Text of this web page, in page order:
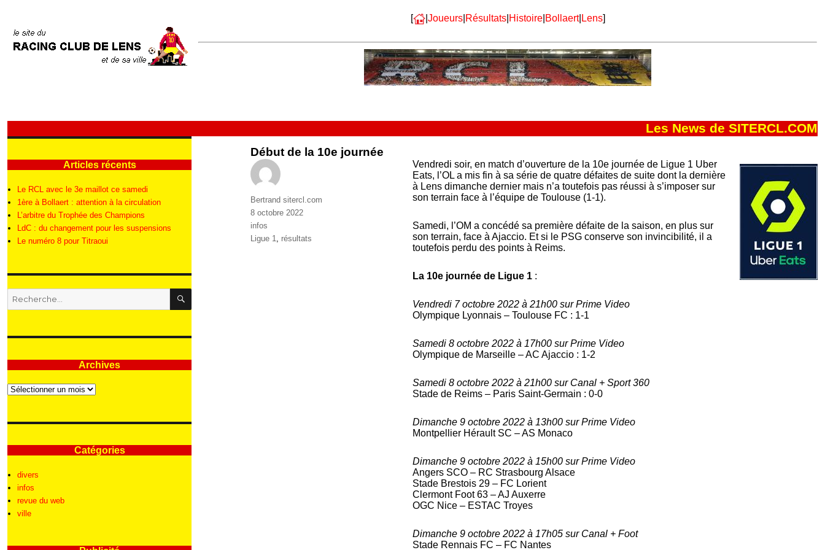
[ | Joueurs| Résultats| Histoire| Bollaert| Lens]
Les News de SITERCL.COM
Début de la 10e journée
Vendredi soir, en match d’ouverture de la 10e journée de Ligue 1 Uber
Eats, l’OL a mis fin à sa série de quatre défaites de suite dont la dernière
à Lens dimanche dernier mais n’a toutefois pas réussi à s’imposer sur
son terrain face à l’équipe de Toulouse (1-1).
Samedi, l’OM a concédé sa première défaite de la saison, en plus sur
son terrain, face à Ajaccio. Et si le PSG conserve son invincibilité, il a
toutefois perdu des points à Reims.
La 10e journée de Ligue 1 :
Vendredi 7 octobre 2022 à 21h00 sur Prime Video
Olympique Lyonnais – Toulouse FC : 1-1
Samedi 8 octobre 2022 à 17h00 sur Prime Video
Olympique de Marseille – AC Ajaccio : 1-2
Samedi 8 octobre 2022 à 21h00 sur Canal + Sport 360
Stade de Reims – Paris Saint-Germain : 0-0
Dimanche 9 octobre 2022 à 13h00 sur Prime Video
Montpellier Hérault SC – AS Monaco
Dimanche 9 octobre 2022 à 15h00 sur Prime Video
Angers SCO – RC Strasbourg Alsace
Stade Brestois 29 – FC Lorient
Clermont Foot 63 – AJ Auxerre
OGC Nice – ESTAC Troyes
Dimanche 9 octobre 2022 à 17h05 sur Canal + Foot
Stade Rennais FC – FC Nantes
Auteur
Bertrand sitercl.com
Publié
le
8 octobre 2022
Catégories
infos
Étiquettes
Ligue 1, résultats
Articles récents
Le RCL avec le 3e maillot ce samedi
1ère à Bollaert : attention à la circulation
L’arbitre du Trophée des Champions
LdC : du changement pour les suspensions
Le numéro 8 pour Titraoui
Recherche
pour
RECHERCHE
Archives
Archives
Catégories
divers
infos
revue du web
ville